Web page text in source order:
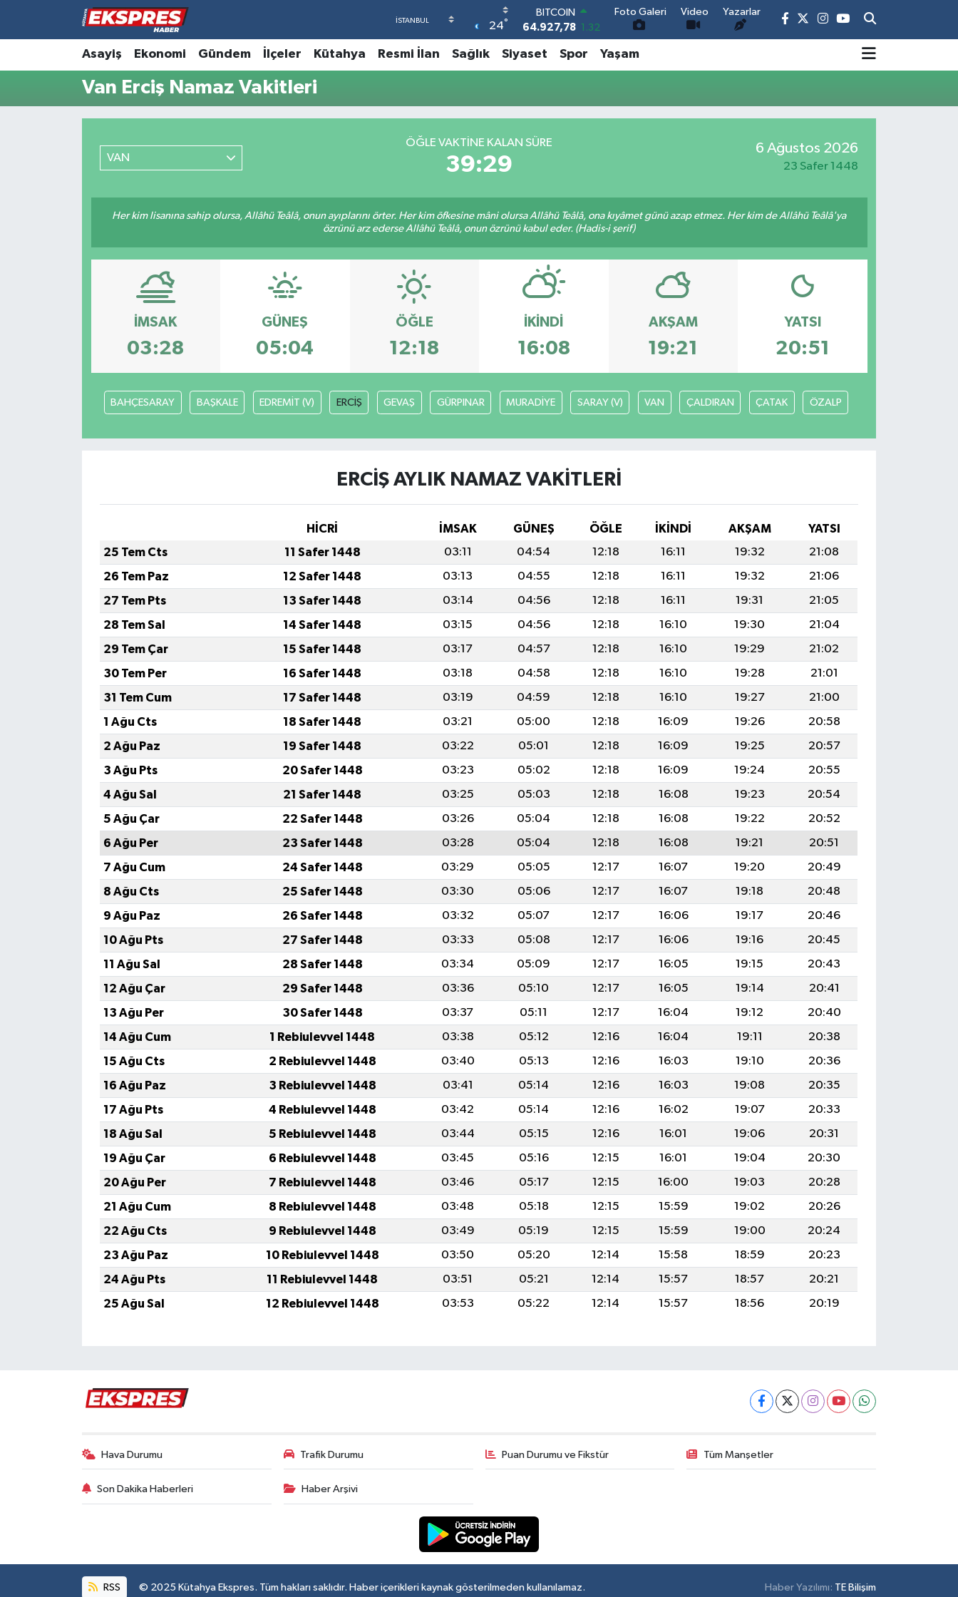
24°
BITCOIN
64.927,78 1.32
DOLAR
47,5894 0.08
EURO
64,1581 0.16
6527.85
Foto Galeri Video Yazarlar
Asayiş Ekonomi Gündem İlçeler Kütahya Resmi İlan Sağlık Siyaset Spor Yaşam
Van Erciş Namaz Vakitleri
VAN
ÖĞLE VAKTINE KALAN SÜRE
39:29
6 Ağustos 2026
23 Safer 1448
Her kim lisanına sahip olursa, Allâhü Teâlâ, onun ayıplarını örter. Her kim öfkesine mâni olursa Allâhü Teâlâ, ona kıyâmet günü azap etmez. Her kim de Allâhü Teâlâ'ya
özrünü arz ederse Allâhü Teâlâ, onun özrünü kabul eder. (Hadis-i şerif)
İMSAK
03:28
GÜNEŞ
05:04
ÖĞLE
12:18
İKINDI
16:08
AKŞAM
19:21
YATSI
20:51
BAHÇESARAY BAŞKALE EDREMİT (V) ERCİŞ GEVAŞ GÜRPINAR MURADİYE SARAY (V) VAN ÇALDIRAN ÇATAK ÖZALP
ERCİŞ AYLIK NAMAZ VAKITLERI
HİCRİ İMSAK GÜNEŞ ÖĞLE İKINDI AKŞAM
YATSI
25 Tem Cts
11 Safer 1448 03:11 04:54 12:18 16:11 19:32
21:08
26 Tem Paz
12 Safer 1448 03:13 04:55 12:18 16:11 19:32
21:06
27 Tem Pts
13 Safer 1448 03:14 04:56 12:18 16:11 19:31
21:05
28 Tem Sal
14 Safer 1448 03:15 04:56 12:18 16:10 19:30
21:04
29 Tem Çar
15 Safer 1448 03:17 04:57 12:18 16:10 19:29
21:02
30 Tem Per
16 Safer 1448 03:18 04:58 12:18 16:10 19:28
21:01
31 Tem Cum
17 Safer 1448 03:19 04:59 12:18 16:10 19:27
21:00
1 Ağu Cts
18 Safer 1448 03:21 05:00 12:18 16:09 19:26
20:58
2 Ağu Paz
19 Safer 1448 03:22 05:01 12:18 16:09 19:25
20:57
3 Ağu Pts
20 Safer 1448 03:23 05:02 12:18 16:09 19:24
20:55
4 Ağu Sal
21 Safer 1448 03:25 05:03 12:18 16:08 19:23
20:54
5 Ağu Çar
22 Safer 1448 03:26 05:04 12:18 16:08 19:22
20:52
6 Ağu Per
23 Safer 1448 03:28 05:04 12:18 16:08 19:21
20:51
7 Ağu Cum
24 Safer 1448 03:29 05:05 12:17 16:07 19:20
20:49
8 Ağu Cts
25 Safer 1448 03:30 05:06 12:17 16:07 19:18
20:48
9 Ağu Paz
26 Safer 1448 03:32 05:07 12:17 16:06 19:17
20:46
10 Ağu Pts
27 Safer 1448 03:33 05:08 12:17 16:06 19:16
20:45
11 Ağu Sal
28 Safer 1448 03:34 05:09 12:17 16:05 19:15
20:43
12 Ağu Çar
29 Safer 1448 03:36 05:10 12:17 16:05 19:14
20:41
13 Ağu Per
30 Safer 1448 03:37 05:11 12:17 16:04 19:12
20:40
14 Ağu Cum
1 Rebiulevvel 1448 03:38 05:12 12:16 16:04 19:11
20:38
15 Ağu Cts
2 Rebiulevvel 1448 03:40 05:13 12:16 16:03 19:10
20:36
16 Ağu Paz
3 Rebiulevvel 1448 03:41 05:14 12:16 16:03 19:08
20:35
17 Ağu Pts
4 Rebiulevvel 1448 03:42 05:14 12:16 16:02 19:07
20:33
18 Ağu Sal
5 Rebiulevvel 1448 03:44 05:15 12:16 16:01 19:06
20:31
19 Ağu Çar
6 Rebiulevvel 1448 03:45 05:16 12:15 16:01 19:04
20:30
20 Ağu Per
7 Rebiulevvel 1448 03:46 05:17 12:15 16:00 19:03
20:28
21 Ağu Cum
8 Rebiulevvel 1448 03:48 05:18 12:15 15:59 19:02
20:26
22 Ağu Cts
9 Rebiulevvel 1448 03:49 05:19 12:15 15:59 19:00
20:24
23 Ağu Paz
10 Rebiulevvel 1448 03:50 05:20 12:14 15:58 18:59
20:23
24 Ağu Pts
11 Rebiulevvel 1448 03:51 05:21 12:14 15:57 18:57
20:21
25 Ağu Sal
12 Rebiulevvel 1448 03:53 05:22 12:14 15:57 18:56 20:19
Hava Durumu Trafik Durumu Puan Durumu ve Fikstür Tüm Manşetler
Son Dakika Haberleri Haber Arşivi
RSS © 2025 Kütahya Ekspres. Tüm hakları saklıdır. Haber içerikleri kaynak gösterilmeden kullanılamaz. Haber Yazılımı: TE Bilişim
Altıntaş
Köşe Yazıları
Kültür Sanat
Rüya Tabirleri
Yemek Tarifleri
Hava Durumu
Trafik Durumu
Tüm Manşetler
Son Dakika Haberleri